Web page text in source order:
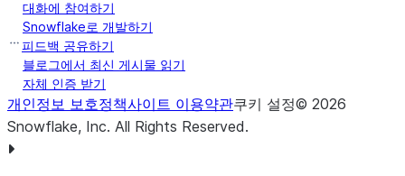
대화에 참여하기
Snowflake로 개발하기
피드백 공유하기
블로그에서 최신 게시물 읽기
자체 인증 받기
개인정보 보호정책사이트 이용약관쿠키 설정© 2026
Snowflake, Inc. All Rights Reserved.